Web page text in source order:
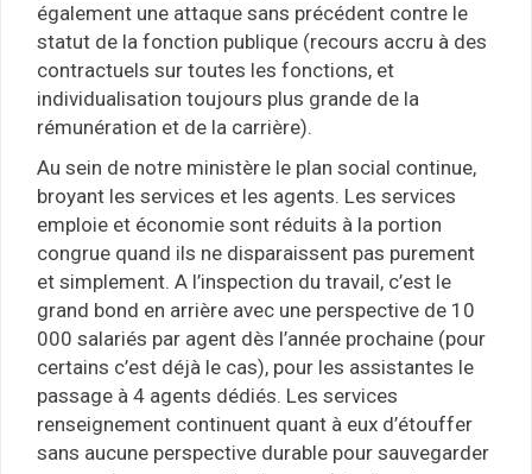
également une attaque sans précédent contre le
statut de la fonction publique (recours accru à des
contractuels sur toutes les fonctions, et
individualisation toujours plus grande de la
rémunération et de la carrière).
Au sein de notre ministère le plan social continue,
broyant les services et les agents. Les services
emploie et économie sont réduits à la portion
congrue quand ils ne disparaissent pas purement
et simplement. A l’inspection du travail, c’est le
grand bond en arrière avec une perspective de 10
000 salariés par agent dès l’année prochaine (pour
certains c’est déjà le cas), pour les assistantes le
passage à 4 agents dédiés. Les services
renseignement continuent quant à eux d’étouffer
sans aucune perspective durable pour sauvegarder